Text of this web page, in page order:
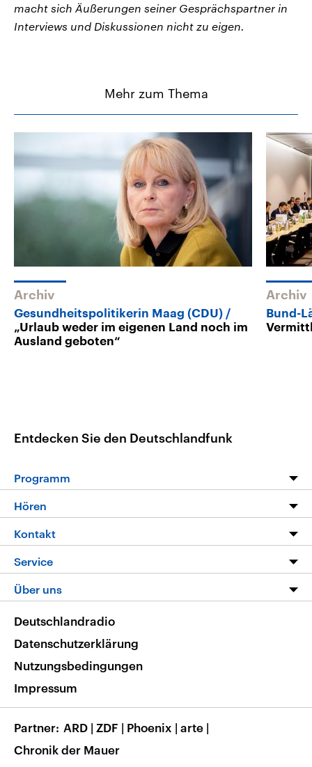
macht sich Äußerungen seiner Gesprächspartner in
Interviews und Diskussionen nicht zu eigen.
Mehr zum Thema
Archiv
Gesundheitspolitikerin Maag (CDU)
„Urlaub weder im eigenen Land noch im
Ausland geboten“
Archiv
Bund-
Entdecken Sie den Deutschlandfunk
Programm
Programm
Die Nachrichten
Nachrichtenleicht
Neue Beiträge auf dlf.de
Hören
Livestream
Podcasts
Deutschlandfunk App
Nachrichten App
Frequenzen
Kontakt
Hörerservice
Service
FAQ
Veranstaltungen
Musikliste
RSS
Über uns
Barrierefreiheit
Deutschlandradio
Datenschutzerklärung
Nutzungsbedingungen
Impressum
Partner ARD | ZDF | Phoenix | arte |
Chronik der Mauer